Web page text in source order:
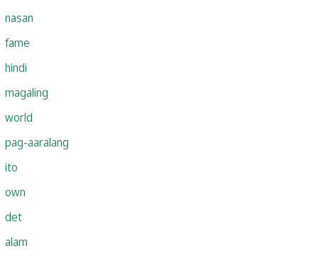
nasan
fame
hindi
magaling
world
pag-aaralang
ito
own
det
alam